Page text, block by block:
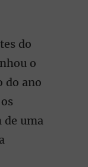
do
o
do ano
de uma